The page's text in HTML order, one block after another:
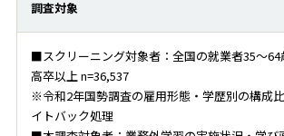
調査対象
■スクリーニング対象者：全国の就業者35～64
高卒以上 n=36,537
※令和2年国勢調査の雇用形態・学歴別の構成
イトバック処理